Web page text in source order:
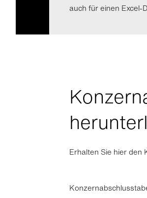
auch für einen Excel-
Erhalten Sie hier den